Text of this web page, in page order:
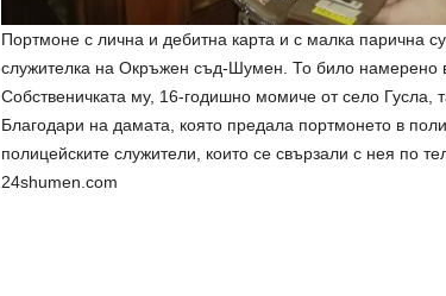
Портмоне с лична и дебитна карта и с малка парична
служителка на Окръжен съд-Шумен. То било намерено в
Собственичката му, 16-годишно момиче от село Гусла,
Благодари на дамата, която предала портмонето в
полицейските служители, които се свързали с нея по
24shumen.com